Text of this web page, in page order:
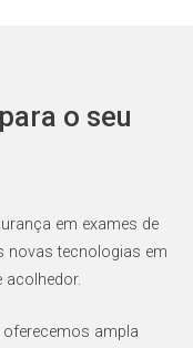
o seu
em exames de
novas tecnologias em
acolhedor.
ampla